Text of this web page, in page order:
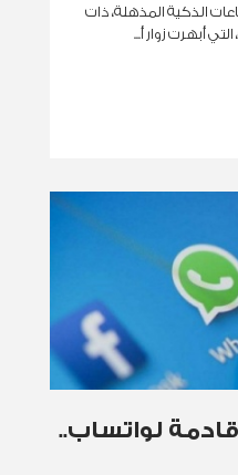
الذكية المذهلة، ذات
أبهرت زوار أ...
لواتساب..